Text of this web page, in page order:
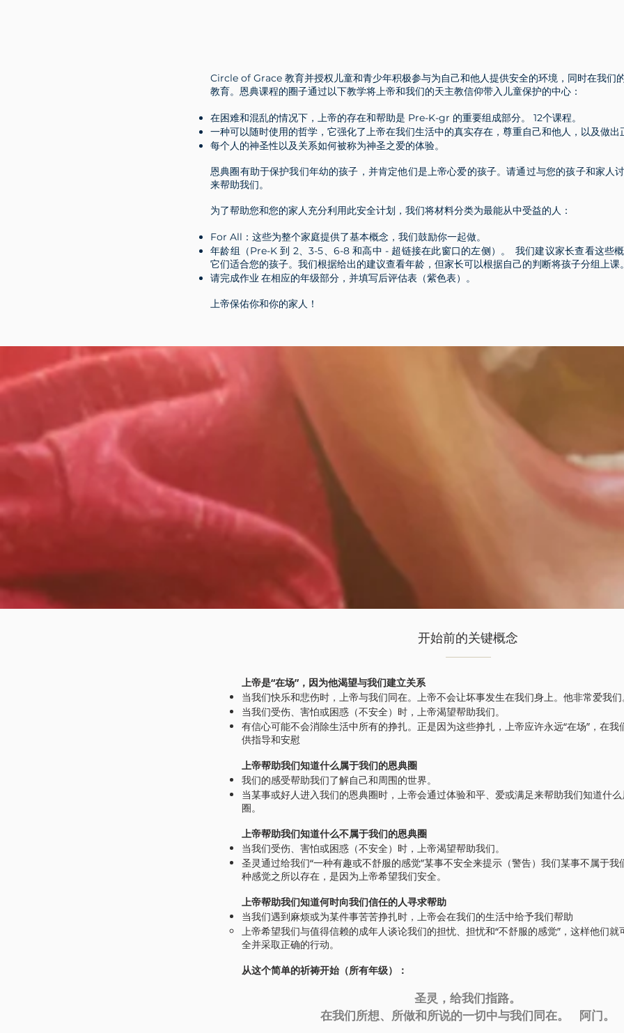
Circle of Grace 教育并授权儿童和青少年积极参与为自己和他人提供安全的环境，同时在我们
教育。恩典课程的圈子通过以下教学将上帝和我们的天主教信仰带入儿童保护的中心：
在困难和混乱的情况下，上帝的存在和帮助是 Pre-K-gr 的重要组成部分。 12个课程。
一种可以随时使用的哲学，它强化了上帝在我们生活中的真实存在，尊重自己和他人，以及做出
每个人的神圣性以及关系如何被称为神圣之爱的体验。
恩典圈有助于保护我们年幼的孩子，并肯定他们是上帝心爱的孩子。请通过与您的孩子和家人
来帮助我们。
为了帮助您和您的家人充分利用此安全计划，我们将材料分类为最能从中受益的人：
For All：这些为整个家庭提供了基本概念，我们鼓励你一起做。
年龄组（Pre-K 到 2、3-5、6-8 和高中 - 超链接在此窗口的左侧）。
我们建议家长查看这些
它们适合您的孩子。我们根据给出的建议查看年龄，但家长可以根据自己的判断将孩子分组上课
请完成作业 在相应的年级部分，并填写后评估表（紫色表）。
上帝保佑你和你的家人！
开始前的关键概念
上帝是“在场”，因为他渴望与我们建立关系
当我们快乐和悲伤时，上帝与我们同在。上帝不会让坏事发生在我们身上。他非常爱我
当我们受伤、害怕或困惑（不安全）时，上帝渴望帮助我们。
有信心可能不会消除生活中所有的挣扎。正是因为这些挣扎，上帝应许永远“在场”，在我
供指导和安慰
上帝帮助我们知道什么属于我们的恩典圈
我们的感受帮助我们了解自己和周围的世界。
当某事或好人进入我们的恩典圈时，上帝会通过体验和平、爱或满足来帮助我们知道什
圈。
上帝帮助我们知道什么不属于我们的恩典圈
当我们受伤、害怕或困惑（不安全）时，上帝渴望帮助我们。
圣灵通过给我们“一种有趣或不舒服的感觉”某事不安全来提示（警告）我们某事不属于我
种感觉之所以存在，是因为上帝希望我们安全。
上帝帮助我们知道何时向我们信任的人寻求帮助
当我们遇到麻烦或为某件事苦苦挣扎时，上帝会在我们的生活中给予我们帮助
上帝希望我们与值得信赖的成年人谈论我们的担忧、担忧和“不舒服的感觉”，这样他们就
全并采取正确的行动。
从这个简单的祈祷开始（所有年级）：
圣灵，给我们指路。
在我们所想、所做和所说的一切中与我们同在。
阿门。